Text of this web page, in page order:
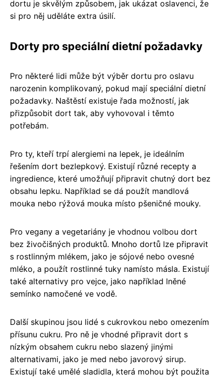
dortu je skvělým způsobem, jak ukázat oslavenci, že
si pro něj uděláte extra úsilí.
Dorty pro speciální dietní požadavky
Pro některé lidi může být výběr dortu pro oslavu
narozenin komplikovaný, pokud mají speciální dietní
požadavky. Naštěstí existuje řada možností, jak
přizpůsobit dort tak, aby vyhovoval i těmto
potřebám.
Pro ty, kteří trpí alergiemi na lepek, je ideálním
řešením dort bezlepkový. Existují různé recepty a
ingredience, které umožňují připravit chutný dort bez
obsahu lepku. Například se dá použít mandlová
mouka nebo rýžová mouka místo pšeničné mouky.
Pro vegany a vegetariány je vhodnou volbou dort
bez živočišných produktů. Mnoho dortů lze připravit
s rostlinným mlékem, jako je sójové nebo ovesné
mléko, a použít rostlinné tuky namísto másla. Existují
také alternativy pro vejce, jako například lněné
semínko namočené ve vodě.
Další skupinou jsou lidé s cukrovkou nebo omezením
přísunu cukru. Pro ně je vhodné připravit dort s
nízkým obsahem cukru nebo slazený jinými
alternativami, jako je med nebo javorový sirup.
Existují také umělé sladidla, která mohou být použita